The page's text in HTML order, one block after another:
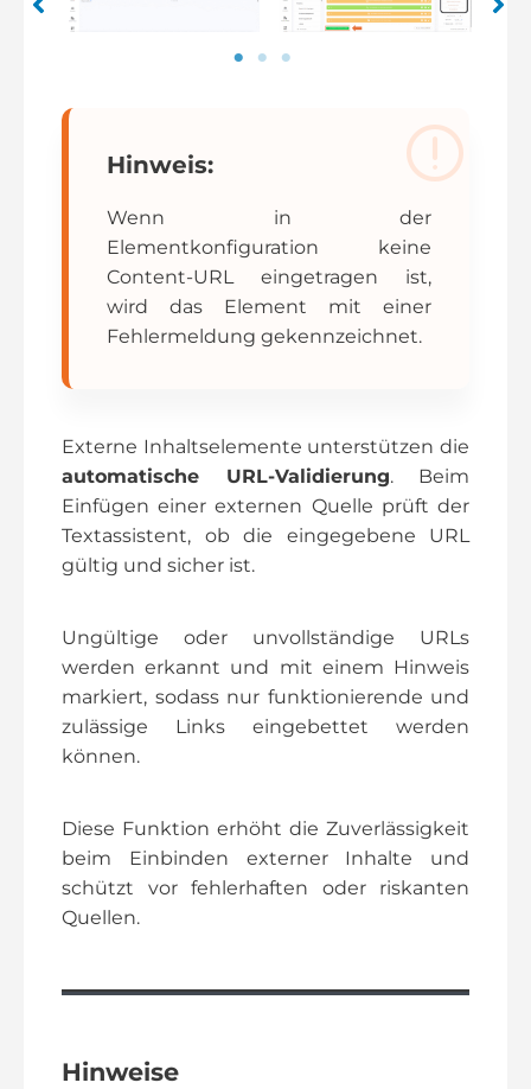
Hinweis:
Wenn in der
Elementkonfiguration keine
Content-URL eingetragen ist,
wird das Element mit einer
Fehlermeldung gekennzeichnet.
Externe Inhaltselemente unterstützen die
automatische URL-Validierung. Beim
Einfügen einer externen Quelle prüft der
Textassistent, ob die eingegebene URL
gültig und sicher ist.
Ungültige oder unvollständige URLs
werden erkannt und mit einem Hinweis
markiert, sodass nur funktionierende und
zulässige Links eingebettet werden
können.
Diese Funktion erhöht die Zuverlässigkeit
beim Einbinden externer Inhalte und
schützt vor fehlerhaften oder riskanten
Quellen.
Hinweise